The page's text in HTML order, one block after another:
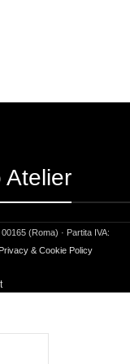
Atelier
(Roma) · Partita IVA:
Privacy & Cookie Policy